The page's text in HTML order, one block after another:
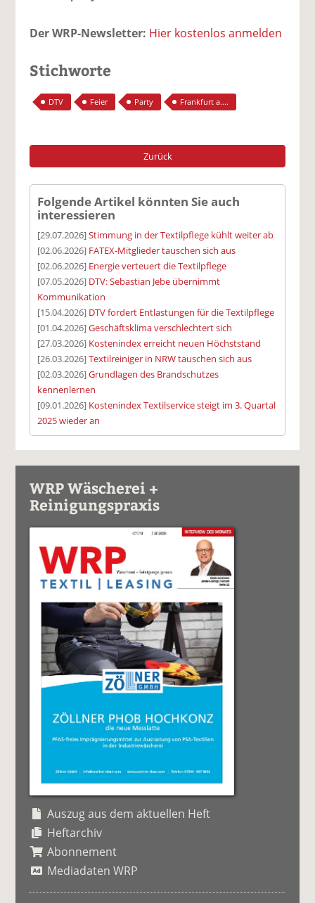
Der WRP-Newsletter: Hier kostenlos anmelden
Stichworte
DTV Feier Party Frankfurt a....
Zurück
Folgende Artikel könnten Sie auch
interessieren
[29.07.2026]Stimmung in der Textilpflege kühlt weiter ab
[02.06.2026] FATEX-Mitglieder tauschen sich aus
[02.06.2026] Energie verteuert die Textilpflege
[07.05.2026] DTV: Sebastian Jebe übernimmt
Kommunikation
[15.04.2026] DTV fordert Entlastungen für die Textilpflege
[01.04.2026]Geschäftsklima verschlechtert sich
[27.03.2026] Kostenindex erreicht neuen Höchststand
[26.03.2026]Textilreiniger in NRW tauschen sich aus
[02.03.2026]Grundlagen des Brandschutzes
kennenlernen
[09.01.2026] Kostenindex Textilservice steigt im 3. Quartal
2025 wieder an
WRP Wäscherei +
Reinigungspraxis
Auszug aus dem aktuellen Heft
Heftarchiv
Abonnement
Mediadaten WRP